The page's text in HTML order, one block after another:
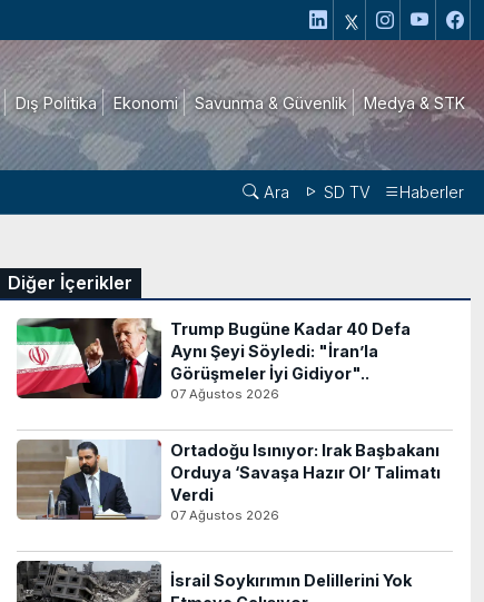
Dış Politika Ekonomi Savunma & Güvenlik Medya & STK
Ara SD TV Haberler
Diğer İçerikler
Trump Bugüne Kadar 40 Defa
Aynı Şeyi Söyledi: "İran’la
Görüşmeler İyi Gidiyor"..
07 Ağustos 2026
Ortadoğu Isınıyor: Irak Başbakanı
Orduya ‘Savaşa Hazır Ol’ Talimatı
Verdi
07 Ağustos 2026
İsrail Soykırımın Delillerini Yok